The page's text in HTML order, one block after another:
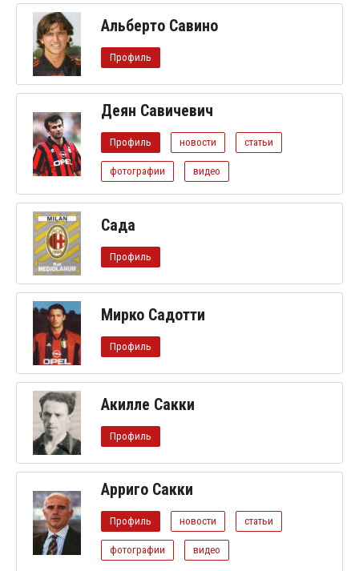
Альберто Савино
Профиль
Деян Савичевич
Профиль новости статьи
фотографии видео
Сада
Профиль
Мирко Садотти
Профиль
Акилле Сакки
Профиль
Арриго Сакки
Профиль новости статьи
фотографии видео